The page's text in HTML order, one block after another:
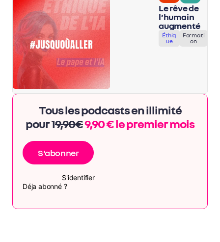
Le rêve de
l’humain
augmenté
Éthiq
ue
Formati
on
Tous les podcasts en illimité
pour 19,90€9,90 € le premier mois
S'abonner
Déja abonné ?
S'identifier